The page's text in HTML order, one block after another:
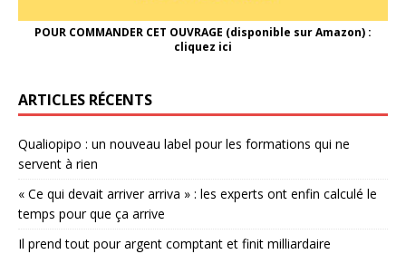
POUR COMMANDER CET OUVRAGE (disponible sur Amazon) :
cliquez ici
ARTICLES RÉCENTS
Qualiopipo : un nouveau label pour les formations qui ne
servent à rien
« Ce qui devait arriver arriva » : les experts ont enfin calculé le
temps pour que ça arrive
Il prend tout pour argent comptant et finit milliardaire